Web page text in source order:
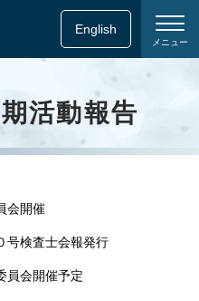
English
メニュー
活動報告
会開催
査士会報発行
会開催予定